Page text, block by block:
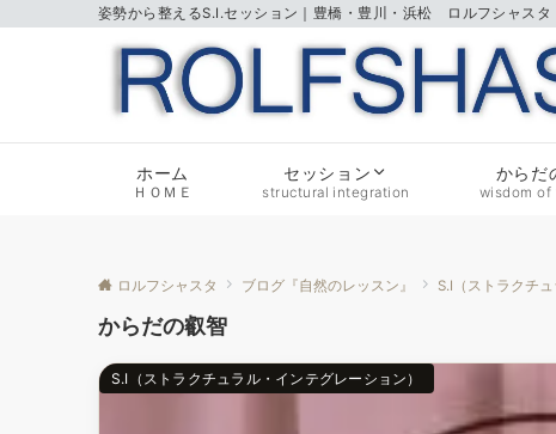
姿勢から整えるS.I.セッション｜豊橋・豊川・浜松 ロルフシャスタ
ホーム
ＨＯＭＥ
セッション
structural integration
からだ
wisdom of
ロルフシャスタ ブログ『自然のレッスン』 S.I（ストラクチ
からだの叡智
S.I（ストラクチュラル・インテグレーション）